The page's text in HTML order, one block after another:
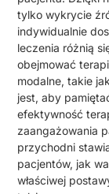
tylko wykrycie
indywidualnie
leczenia różnią
obejmować
modalne, takie
jest, aby
efektywność
zaangażowania
przychodni
pacjentów, jak
właściwej